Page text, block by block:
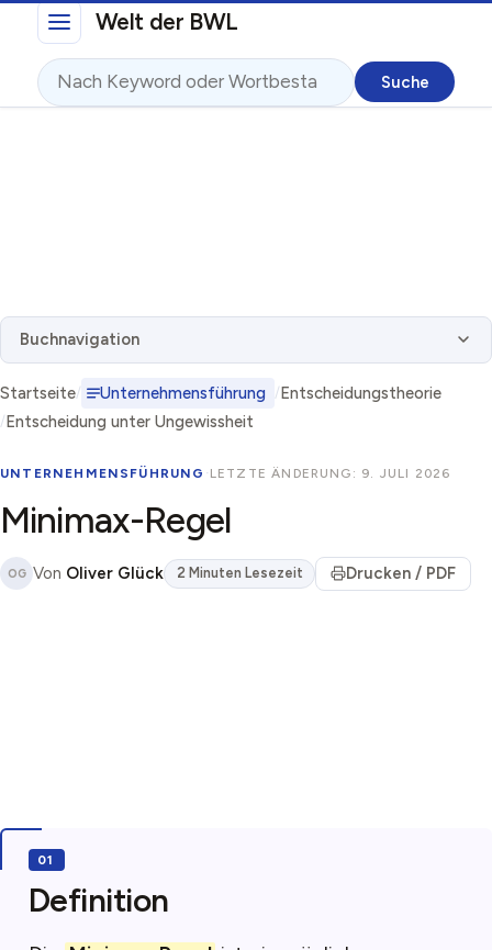
Direkt zum InhaltWelt der BWL
Suche
Buchnavigation
Startseite Unternehmensführung
Entscheidungstheorie
Entscheidung unter Ungewissheit
UNTERNEHMENSFÜHRUNG · LETZTE ÄNDERUNG: 9. JULI 2026
Minimax-Regel
OG Von Oliver Glück 2 Minuten Lesezeit Drucken / PDF
Definition